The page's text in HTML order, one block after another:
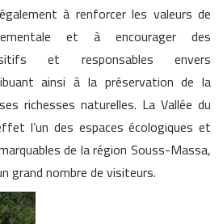
à renforcer les valeurs de
et à encourager des
et responsables envers
ainsi à la préservation de la
richesses naturelles. La Vallée du
l’un des espaces écologiques et
de la région Souss-Massa,
grand nombre de visiteurs.